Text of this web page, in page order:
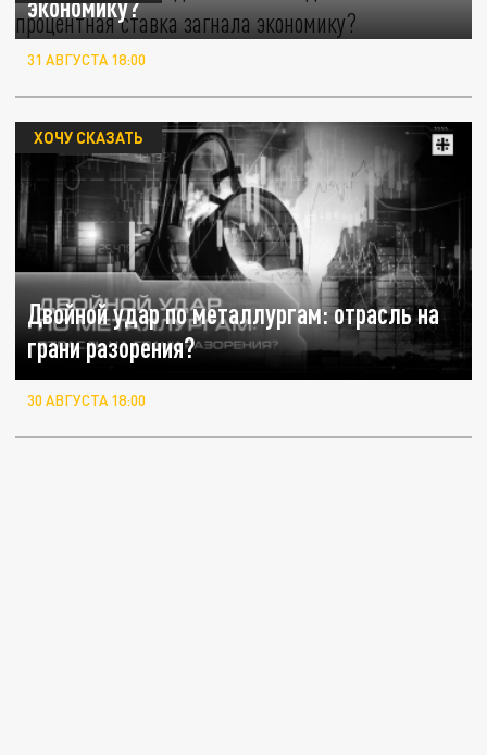
экономику?
31 АВГУСТА 18:00
Двойной удар по металлургам: отрасль на
грани разорения?
ХОЧУ СКАЗАТЬ
30 АВГУСТА 18:00